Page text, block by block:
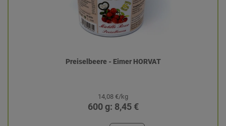
Preiselbeere - Eimer HORVAT
14,08 €/kg
600 g: 8,45 €